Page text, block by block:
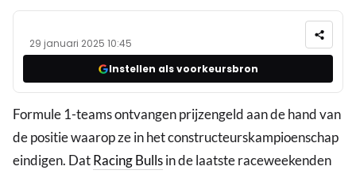
29 januari 2025 10:45
Instellen als voorkeursbron
Formule 1-teams ontvangen prijzengeld aan de hand van
de positie waarop ze in het constructeurskampioenschap
eindigen. DatRacing Bullsin de laatste raceweekenden